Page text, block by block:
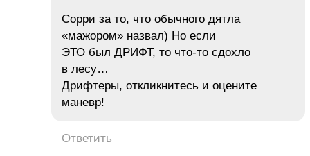
Cорри за то, что обычного дятла
«мажором» назвал) Но если
ЭТО был ДРИФТ, то что-то сдохло
в лесу…
Дрифтеры, откликнитесь и оцените
маневр!
Ответить